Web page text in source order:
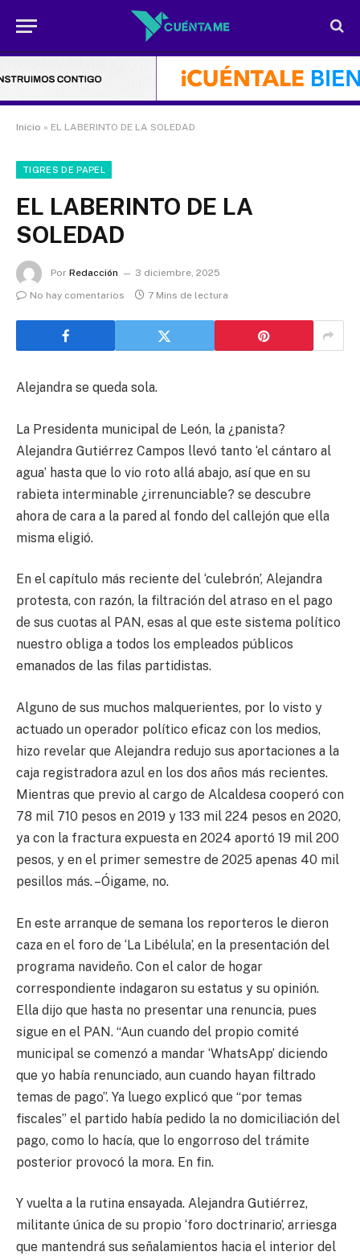
Inicio » EL LABERINTO DE LA SOLEDAD
TIGRES DE PAPEL
EL LABERINTO DE LA
SOLEDAD
Por Redacción
3 diciembre, 2025
No hay comentarios
7 Mins de lectura
Alejandra se queda sola.
La Presidenta municipal de León, la ¿panista?
Alejandra Gutiérrez Campos llevó tanto ‘el cántaro al
agua’ hasta que lo vio roto allá abajo, así que en su
rabieta interminable ¿irrenunciable? se descubre
ahora de cara a la pared al fondo del callejón que ella
misma eligió.
En el capítulo más reciente del ‘culebrón’, Alejandra
protesta, con razón, la filtración del atraso en el pago
de sus cuotas al PAN, esas al que este sistema político
nuestro obliga a todos los empleados públicos
emanados de las filas partidistas.
Alguno de sus muchos malquerientes, por lo visto y
actuado un operador político eficaz con los medios,
hizo revelar que Alejandra redujo sus aportaciones a la
caja registradora azul en los dos años más recientes.
Mientras que previo al cargo de Alcaldesa cooperó con
78 mil 710 pesos en 2019 y 133 mil 224 pesos en 2020,
ya con la fractura expuesta en 2024 aportó 19 mil 200
pesos, y en el primer semestre de 2025 apenas 40 mil
pesillos más. –Óigame, no.
En este arranque de semana los reporteros le dieron
caza en el foro de ‘La Libélula’, en la presentación del
programa navideño. Con el calor de hogar
correspondiente indagaron su estatus y su opinión.
Ella dijo que hasta no presentar una renuncia, pues
sigue en el PAN. “Aun cuando del propio comité
municipal se comenzó a mandar ‘WhatsApp’ diciendo
que yo había renunciado, aun cuando hayan filtrado
temas de pago”. Ya luego explicó que “por temas
fiscales” el partido había pedido la no domiciliación del
pago, como lo hacía, que lo engorroso del trámite
posterior provocó la mora. En fin.
Y vuelta a la rutina ensayada. Alejandra Gutiérrez,
militante única de su propio ‘foro doctrinario’, arriesga
que mantendrá sus señalamientos hacia el interior del